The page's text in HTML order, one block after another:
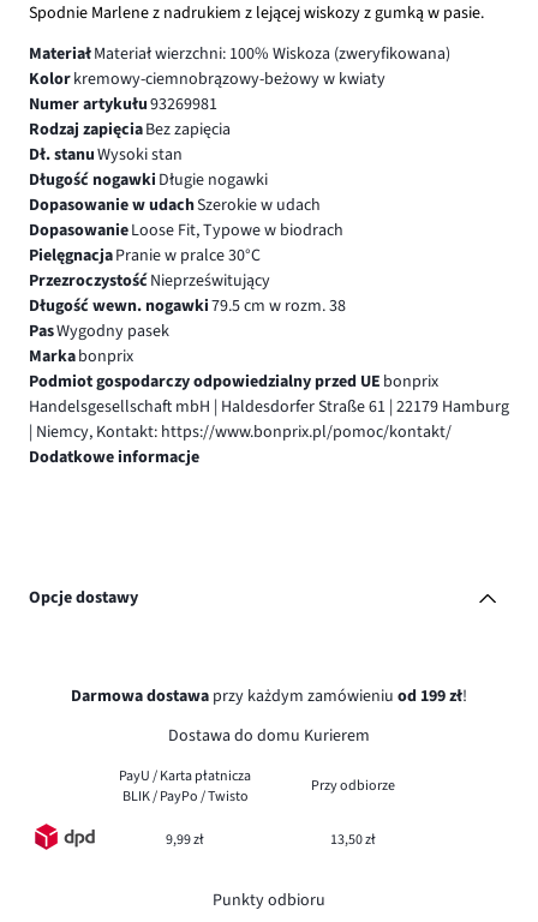
Spodnie Marlene z nadrukiem z lejącej wiskozy z gumką w pasie.
MateriałMateriał wierzchni: 100% Wiskoza (zweryfikowana)
Kolorkremowy-ciemnobrązowy-beżowy w kwiaty
Numer artykułu93269981
Rodzaj zapięciaBez zapięcia
Dł. stanuWysoki stan
Długość nogawki Długie nogawki
Dopasowanie w udachSzerokie w udach
DopasowanieLoose Fit, Typowe w biodrach
PielęgnacjaPranie w pralce 30°C
PrzezroczystośćNieprześwitujący
Długość wewn. nogawki79.5 cm w rozm. 38
PasWygodny pasek
Markabonprix
Podmiot gospodarczy odpowiedzialny przed UE bonprix
Handelsgesellschaft mbH | Haldesdorfer Straße 61 | 22179 Hamburg
| Niemcy, Kontakt: https://www.bonprix.pl/pomoc/kontakt/
Dodatkowe informacje
Opcje dostawy
Darmowa dostawa przy każdym zamówieniu od 199 zł!
Dostawa do domu Kurierem
PayU / Karta płatnicza
BLIK / PayPo / Twisto
Przy odbiorze
9,99 zł 13,50 zł
Punkty odbioru